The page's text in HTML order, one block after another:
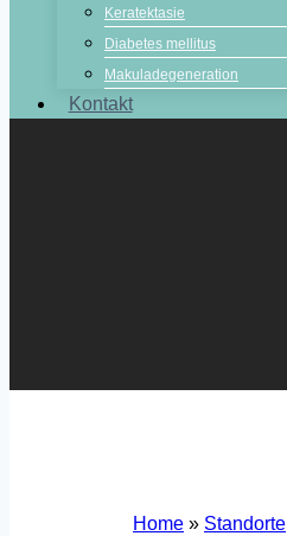
Keratektasie
Diabetes mellitus
Makuladegeneration
Kontakt
Home » Standorte